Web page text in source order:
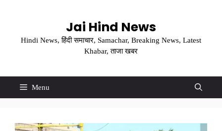
Jai Hind News
Hindi News, हिंदी समाचार, Samachar, Breaking News, Latest
Khabar, ताजा खबर
Menu